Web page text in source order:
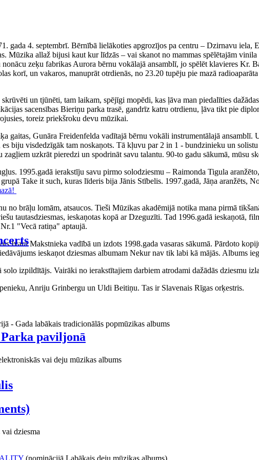
paviljonā
gada 4. septembrī. Bērnībā lielākoties apgrozījos pa centru – Dzirnavu
Mūzika allaž bijusi kaut kur līdzās – vai skanot no mammas spēlētajām
zeķu fabrikas Aurora bērnu vokālajā ansamblī, jo spēlēt klavieres Kr.
korī, un vakaros, manuprāt otrdienās, no 23.20 tupēju pie mazā
un tjūnēti, tam laikam, spējīgi mopēdi, kas ļāva man piedalīties
sacensības Bieriņu parka trasē, gandrīz katru otrdienu, ļāva tikt pie
toreiz priekšroku devu mūzikai.
gaitas, Gunāra Freidenfelda vadītajā bērnu vokāli instrumentālajā
biju visdedzīgāk tam noskaņots. Tā kļuvu par 2 in 1 - bundzinieku un
uzkrāt pieredzi un spodrināt savu talantu. 90-to gadu sākumā, mūsu
1995.gadā ierakstīju savu pirmo solodziesmu – Raimonda Tigula
Take it such, kuras līderis bija Jānis Stībelis. 1997.gadā, Jāņa aranžēts,
brāļu lomām, atsaucos. Tieši Mūzikas akadēmijā notika mana pirmā
tautasdziesmas, ieskaņotas kopā ar Dzeguzīti. Tad 1996.gadā ieskaņotā,
"Vecā ratiņa" aptaujā.
Ivara Makstnieka vadībā un izdots 1998.gada vasaras sākumā. Pārdoto
ieskaņot dziesmas albumam Nekur nav tik labi kā mājās. Albums
izpildītājs. Vairāki no ierakstītajiem darbiem atrodami dažādās dziesmu
Anriju Grinbergu un Uldi Beitiņu. Tas ir Slavenais Rīgas orķestris.
- Gada labākais tradicionālās popmūzikas albums
vai deju mūzikas albums
dziesma
(nominācijā Labākais deju mūzikas albums)